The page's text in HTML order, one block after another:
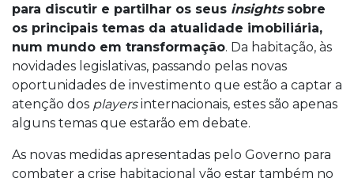
para discutir e partilhar os seus insights sobre
os principais temas da atualidade imobiliária,
num mundo em transformação. Da habitação, às
novidades legislativas, passando pelas novas
oportunidades de investimento que estão a captar a
atenção dos playersinternacionais, estes são apenas
alguns temas que estarão em debate.
As novas medidas apresentadas pelo Governo para
combater a crise habitacional vão estar também no